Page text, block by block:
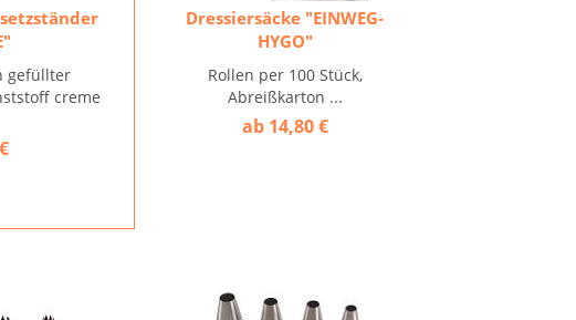
gefüllter
creme
Dressiersäcke "EINWEG-
HYGO"
Rollen per 100 Stück,
Abreißkarton ...
ab 14,80 €